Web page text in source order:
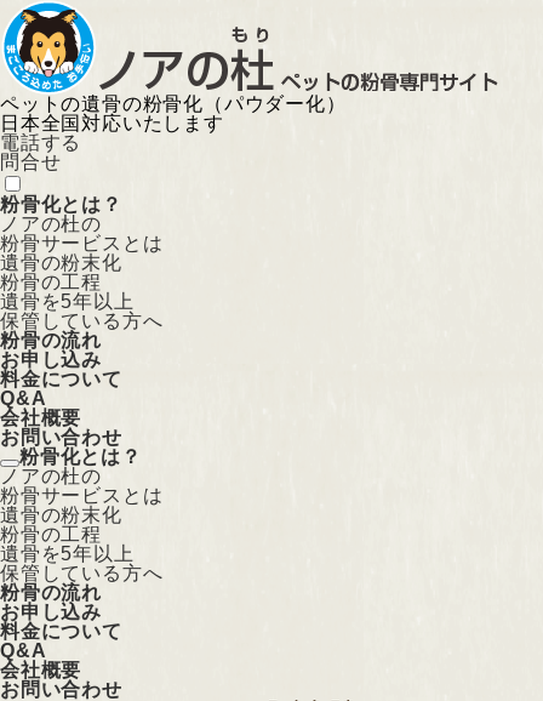
ペットの遺骨の粉骨化（パウダー化）
日本全国対応いたします
電話する
問合せ
粉骨化とは？
ノアの杜の
粉骨サービスとは
遺骨の粉末化
粉骨の工程
遺骨を5年以上
保管している方へ
粉骨の流れ
お申し込み
料金について
Q&A
会社概要
お問い合わせ
粉骨化とは？
ノアの杜の
粉骨サービスとは
遺骨の粉末化
粉骨の工程
遺骨を5年以上
保管している方へ
粉骨の流れ
お申し込み
料金について
Q&A
会社概要
お問い合わせ